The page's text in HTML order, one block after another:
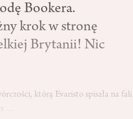
Bookera.
krok w stronę
Brytanii! Nic
którą Evaristo spisała na fali
:…